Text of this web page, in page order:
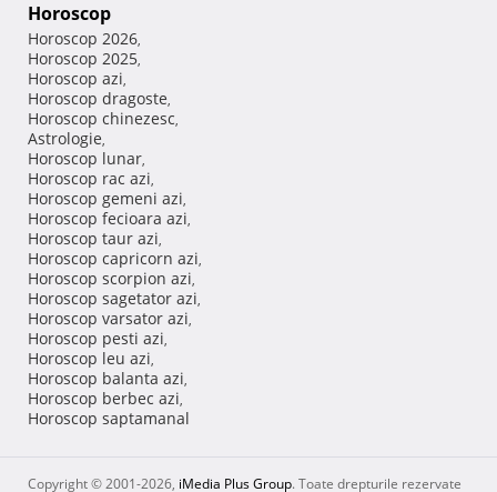
Horoscop
Horoscop 2026,
Horoscop 2025,
Horoscop azi,
Horoscop dragoste,
Horoscop chinezesc,
Astrologie,
Horoscop lunar,
Horoscop rac azi,
Horoscop gemeni azi,
Horoscop fecioara azi,
Horoscop taur azi,
Horoscop capricorn azi,
Horoscop scorpion azi,
Horoscop sagetator azi,
Horoscop varsator azi,
Horoscop pesti azi,
Horoscop leu azi,
Horoscop balanta azi,
Horoscop berbec azi,
Horoscop saptamanal
Copyright © 2001-2026, iMedia Plus Group. Toate drepturile rezervate